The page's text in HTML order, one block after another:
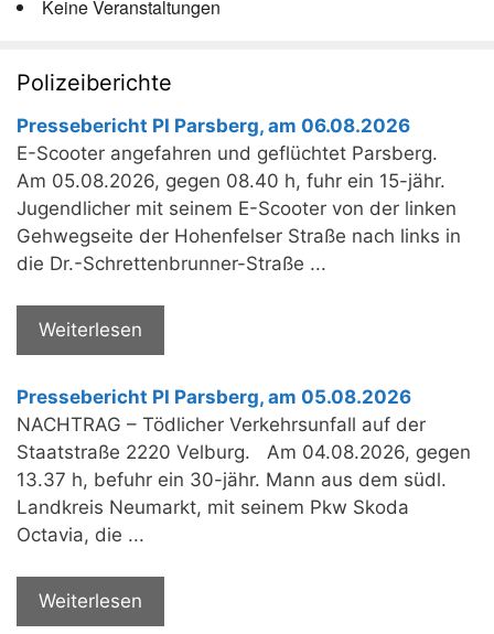
Keine Veranstaltungen
Polizeiberichte
Pressebericht PI Parsberg, am 06.08.2026
E-Scooter angefahren und geflüchtet Parsberg.
Am 05.08.2026, gegen 08.40 h, fuhr ein 15-jähr.
Jugendlicher mit seinem E-Scooter von der linken
Gehwegseite der Hohenfelser Straße nach links in
die Dr.-Schrettenbrunner-Straße ...
Weiterlesen
Pressebericht PI Parsberg, am 05.08.2026
NACHTRAG – Tödlicher Verkehrsunfall auf der
Staatstraße 2220 Velburg. Am 04.08.2026, gegen
13.37 h, befuhr ein 30-jähr. Mann aus dem südl.
Landkreis Neumarkt, mit seinem Pkw Skoda
Octavia, die ...
Weiterlesen